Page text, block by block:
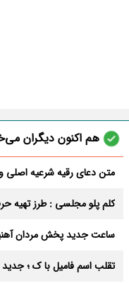
هم اکنون دیگران
متن دعای رقیه شرعیه اصلی
کلم پلو مجلسی : طرز تهیه
ساعت جدید پخش مردان آهنین 1405 + تکرار، تعداد قسمت
تقلب اسم فامیل با ک ؛ جدید